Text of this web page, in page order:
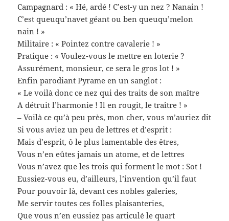
Campagnard : « Hé, ardé ! C’est-y un nez ? Nanain !
C’est queuqu’navet géant ou ben queuqu’melon
nain ! »
Militaire : « Pointez contre cavalerie ! »
Pratique : « Voulez-vous le mettre en loterie ?
Assurément, monsieur, ce sera le gros lot ! »
Enfin parodiant Pyrame en un sanglot :
« Le voilà donc ce nez qui des traits de son maître
A détruit l’harmonie ! Il en rougit, le traître ! »
– Voilà ce qu’à peu près, mon cher, vous m’auriez dit
Si vous aviez un peu de lettres et d’esprit :
Mais d’esprit, ô le plus lamentable des êtres,
Vous n’en eûtes jamais un atome, et de lettres
Vous n’avez que les trois qui forment le mot : Sot !
Eussiez-vous eu, d’ailleurs, l’invention qu’il faut
Pour pouvoir là, devant ces nobles galeries,
Me servir toutes ces folles plaisanteries,
Que vous n’en eussiez pas articulé le quart